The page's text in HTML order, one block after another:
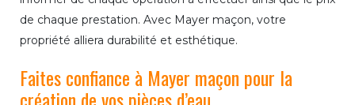
de chaque prestation. Avec Mayer maçon, votre
propriété alliera durabilité et esthétique.
Faites confiance à Mayer maçon pour la
création de vos pièces d’eau